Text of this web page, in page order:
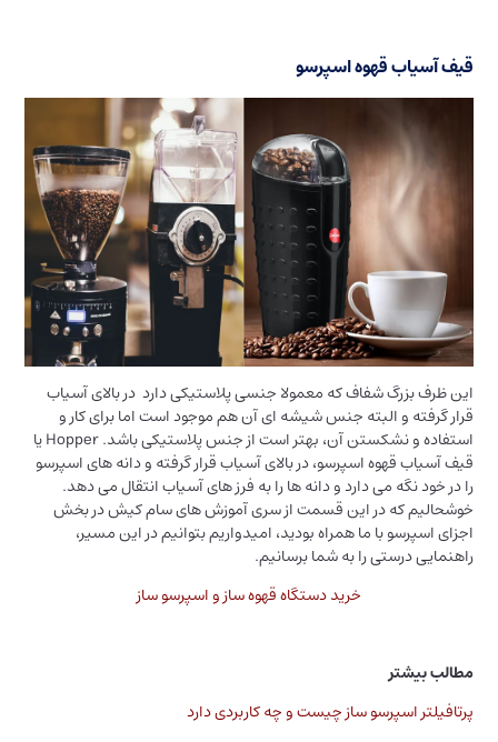
قیف آسیاب قهوه اسپرسو
این ظرف بزرگ شفاف که معمولا جنسی پلاستیکی دارد در بالای آسیاب
قرار گرفته و البته جنس شیشه ای آن هم موجود است اما برای کار و
استفاده و نشکستن آن، بهتر است از جنس پلاستیکی باشد. Hopper یا
قیف آسیاب قهوه اسپرسو، در بالای آسیاب قرار گرفته و دانه های اسپرسو
را در خود نگه می دارد و دانه ها را به فرز های آسیاب انتقال می دهد.
خوشحالیم که در این قسمت از سری آموزش های سام کیش در بخش
اجزای اسپرسو با ما همراه بودید، امیدواریم بتوانیم در این مسیر،
راهنمایی درستی را به شما برسانیم.
خرید دستگاه قهوه ساز و اسپرسو ساز
مطالب بیشتر
پرتافیلتر اسپرسو ساز چیست و چه کاربردی دارد